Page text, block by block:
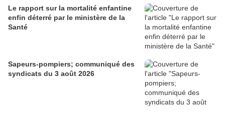
Le rapport sur la mortalité enfantine
enfin déterré par le ministère de la
Santé
Sapeurs-pompiers; communiqué des
syndicats du 3 août 2026